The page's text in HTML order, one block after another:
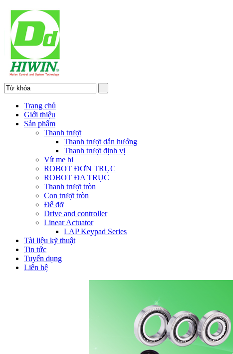
Trang chủ
Giới thiệu
Sản phẩm
Thanh trượt
Thanh trượt dẫn hướng
Thanh trượt định vị
Vít me bi
ROBOT ĐƠN TRỤC
ROBOT ĐA TRỤC
Thanh trượt tròn
Con trượt tròn
Đế đỡ
Drive and controller
Linear Actuator
LAP Keypad Series
Tài liệu kỹ thuật
Tin tức
Tuyển dụng
Liên hệ